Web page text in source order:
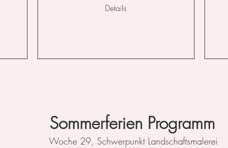
Details
Sommerferien Programm
Woche 29, Schwerpunkt Landschaftsmalerei